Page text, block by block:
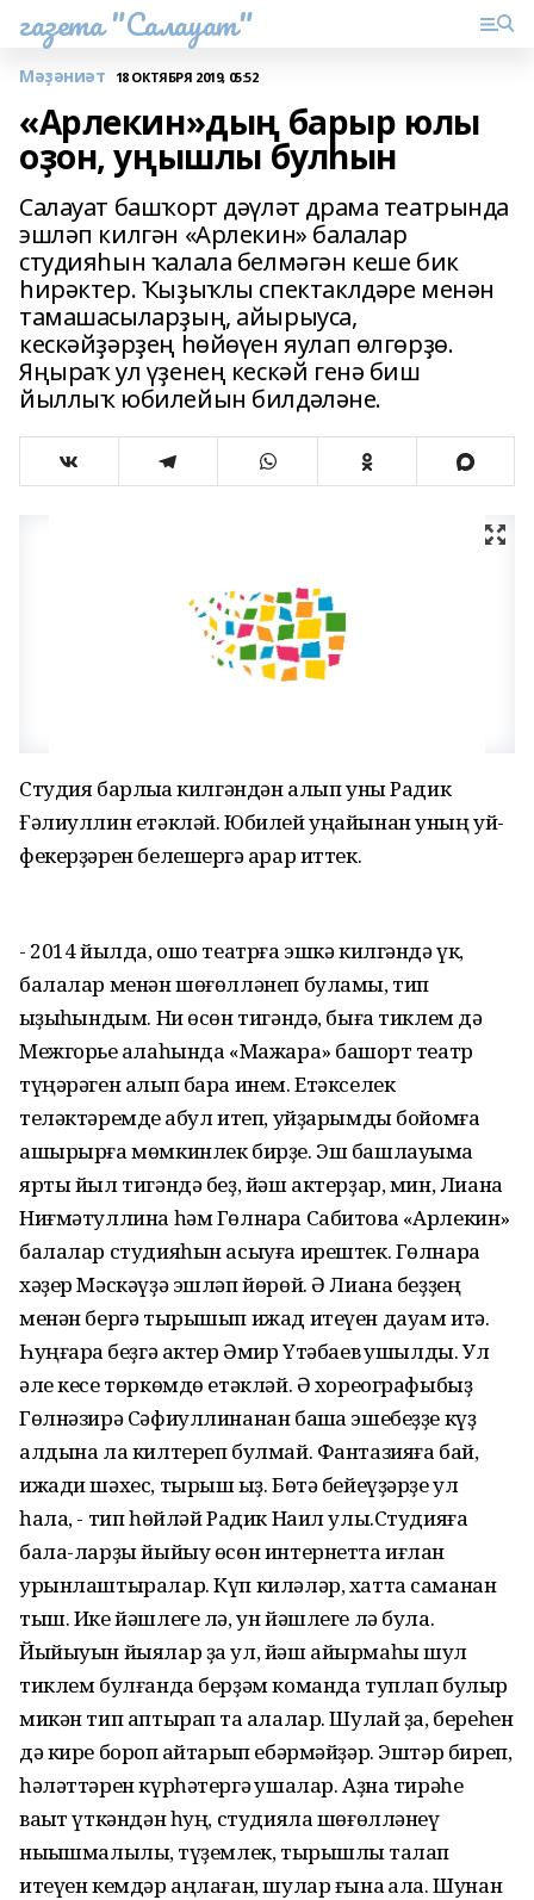
газета "Салауат"
Мәҙәниәт 18 ОКТЯБРЯ 2019, 05:52
«Арлекин»дың барыр юлы
оҙон, уңышлы булһын
Салауат башҡорт дәүләт драма театрында
эшләп килгән «Арлекин» балалар
студияһын ҡалала белмәгән кеше бик
һирәктер. Ҡыҙыҡлы спектаклдәре менән
тамашасыларҙың, айырыуса,
кескәйҙәрҙең һөйөүен яулап өлгөрҙө.
Яңыраҡ ул үҙенең кескәй генә биш
йыллыҡ юбилейын билдәләне.
Студия барлыҡҡа килгәндән алып уны Радик
Ғәлиуллин етәкләй. Юбилей уңайынан уның уй-
фекерҙәрен белешергә ҡарар иттек.
- 2014 йылда, ошо театрға эшкә килгәндә үк,
балалар менән шөғөлләнеп буламы, тип
ҡыҙыҡһындым. Ни өсөн тигәндә, быға тиклем дә
Межгорье ҡалаһында «Мажара» башҡорт театр
түңәрәген алып бара инем. Етәкселек
теләктәремде ҡабул итеп, уйҙарымды бойомға
ашырырға мөмкинлек бирҙе. Эш башлауыма
ярты йыл тигәндә беҙ, йәш актерҙар, мин, Лиана
Ниғмәтуллина һәм Гөлнара Сабитова «Арлекин»
балалар студияһын асыуға ирештек. Гөлнара
хәҙер Мәскәүҙә эшләп йөрөй. Ә Лиана беҙҙең
менән бергә тырышып ижад итеүен дауам итә.
Һуңғараҡ беҙгә актер Әмир Үтәбаев ҡушылды. Ул
әле кесе төркөмдө етәкләй. Ә хореографыбыҙ
Гөлнәзирә Сәфиуллинанан башҡа эшебеҙҙе күҙ
алдына ла килтереп булмай. Фантазияға бай,
ижади шәхес, тырыш ҡыҙ. Бөтә бейеүҙәрҙе ул
һала, - тип һөйләй Радик Наил улы.Студияға
бала-ларҙы йыйыу өсөн интернетта иғлан
урынлаштыралар. Күп киләләр, хатта саманан
тыш. Ике йәшлеге лә, ун йәшлеге лә була.
Йыйыуын йыялар ҙа ул, йәш айырмаһы шул
тиклем булғанда берҙәм команда туплап булыр
микән тип аптырап та ҡалалар. Шулай ҙа, береһен
дә кире бороп ҡайтарып ебәрмәйҙәр. Эштәр биреп,
һәләттәрен күрһәтергә ҡушалар. Аҙна тирәһе
ваҡыт үткәндән һуң, студияла шөғөлләнеү
ныҡышмалылыҡ, түҙемлек, тырышлыҡ талап
итеүен кемдәр аңлаған, шулар ғына ҡала. Шунан